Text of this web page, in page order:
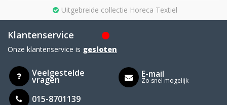
Uitgebreide collectie Horeca Textiel
Klantenservice
Onze klantenservice is gesloten
Veelgestelde
vragen
015-8701139
E-mail
Zo snel mogelijk